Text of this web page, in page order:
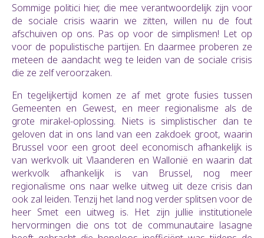
Sommige politici hier, die mee verantwoordelijk zijn voor
de sociale crisis waarin we zitten, willen nu de fout
afschuiven op ons. Pas op voor de simplismen! Let op
voor de populistische partijen. En daarmee proberen ze
meteen de aandacht weg te leiden van de sociale crisis
die ze zelf veroorzaken.
En tegelijkertijd komen ze af met grote fusies tussen
Gemeenten en Gewest, en meer regionalisme als de
grote mirakel-oplossing. Niets is simplistischer dan te
geloven dat in ons land van een zakdoek groot, waarin
Brussel voor een groot deel economisch afhankelijk is
van werkvolk uit Vlaanderen en Wallonië en waarin dat
werkvolk afhankelijk is van Brussel, nog meer
regionalisme ons naar welke uitweg uit deze crisis dan
ook zal leiden. Tenzij het land nog verder splitsen voor de
heer Smet een uitweg is. Het zijn jullie institutionele
hervormingen die ons tot de communautaire lasagne